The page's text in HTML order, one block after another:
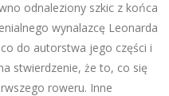
odnaleziony szkic z końca
wynalazcę Leonarda
do autorstwa jego części i
stwierdzenie, że to, co się
roweru. Inne